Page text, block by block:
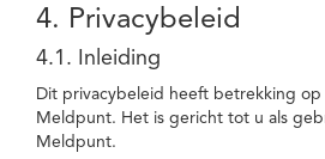
4. Privacybeleid
4.1. Inleiding
Dit privacybeleid heeft betrekking
Meldpunt. Het is gericht tot u als
Meldpunt.